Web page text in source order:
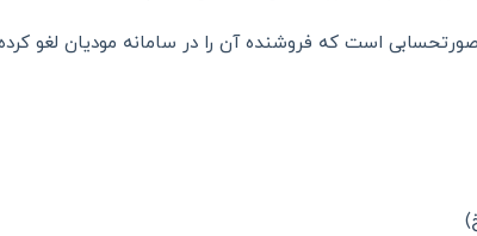
است که فروشنده آن را در سامانه مودیان لغو